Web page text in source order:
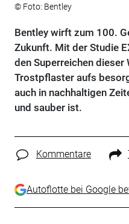
© Foto: Bentley
Bentley wirft zum 100.
Zukunft. Mit der Studie
den Superreichen
Trostpflaster aufs
auch in nachhaltigen
und sauber ist.
Kommentare
Autoflotte bei Google